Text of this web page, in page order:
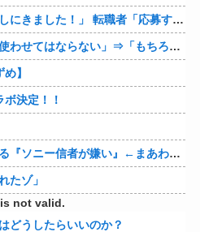
とある転職サイト「スカウトしにきました！」 転職者「応募するわ！」 → 結果ｗｗｗｗｗ
エッセイスト「原爆を二度と使わせてはならない」⇒「もちろん中国の核も非難する？」⇒「中国の核は綺麗な核！」
】
決定！！
『ソニーが嫌い』←まあわかる『ソニー信者が嫌い』←まあわかる『任天堂信者が嫌い』←まあわかる
たゾ」
not valid.
どうしたらいいのか？